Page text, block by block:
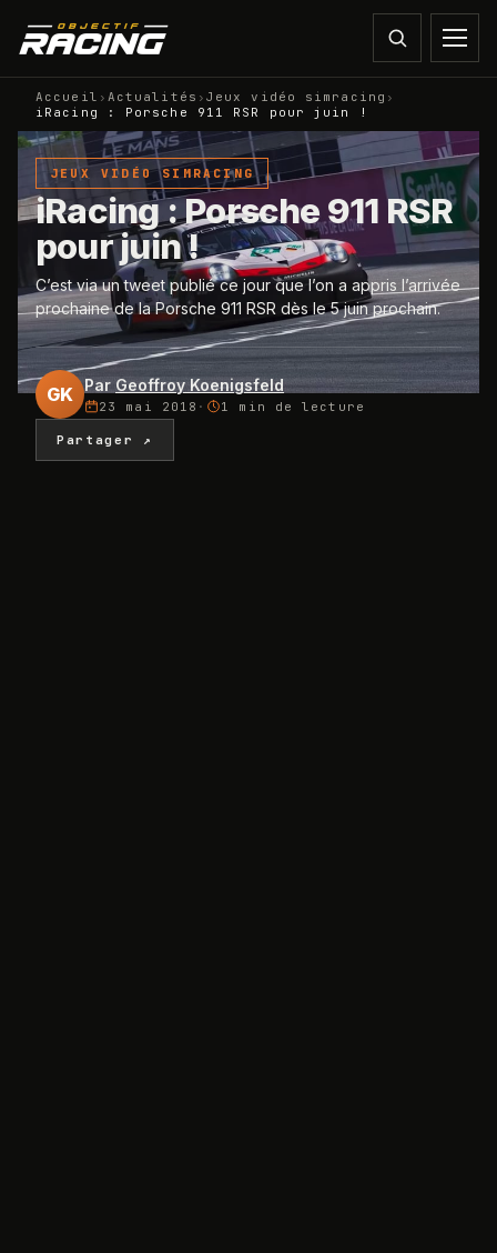
Accueil › Actualités › Jeux vidéo simracing ›
iRacing : Porsche 911 RSR pour juin !
JEUX VIDÉO SIMRACING
iRacing : Porsche 911 RSR
pour juin !
C’est via un tweet publié ce jour que l’on a appris l’arrivée
prochaine de la Porsche 911 RSR dès le 5 juin prochain.
GK Par Geoffroy Koenigsfeld
23 mai 2018 · 1 min de lecture
Partager ↗